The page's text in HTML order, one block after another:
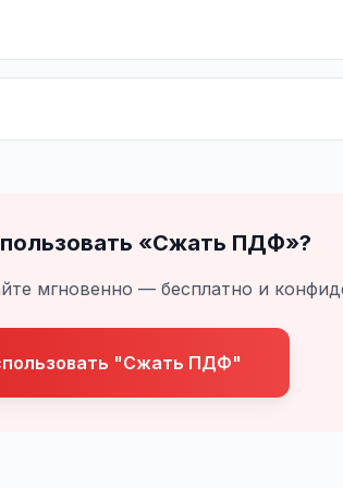
«Сжать ПДФ»?
мгновенно — бесплатно и
"Сжать ПДФ"